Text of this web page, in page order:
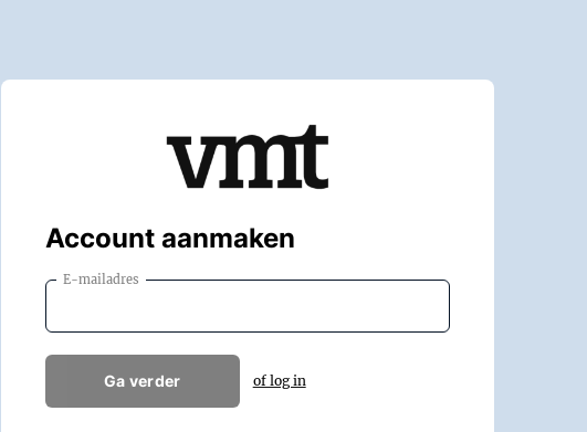
Account aanmaken
E-mailadres
Ga verder of log in